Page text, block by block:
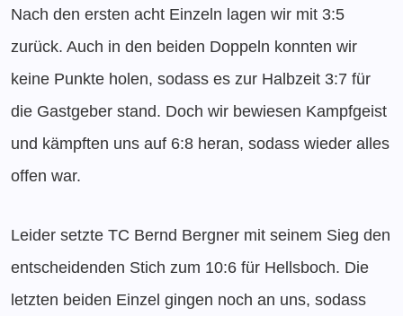
Nach den ersten acht Einzeln lagen wir mit 3:5
zurück. Auch in den beiden Doppeln konnten wir
keine Punkte holen, sodass es zur Halbzeit 3:7 für
die Gastgeber stand. Doch wir bewiesen Kampfgeist
und kämpften uns auf 6:8 heran, sodass wieder alles
offen war.
Leider setzte TC Bernd Bergner mit seinem Sieg den
entscheidenden Stich zum 10:6 für Hellsboch. Die
letzten beiden Einzel gingen noch an uns, sodass